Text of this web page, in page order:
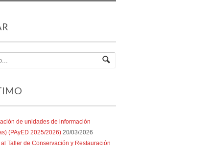
de unidades de información
(PAyED 2025/2026) 20/03/2026
Taller de Conservación y Restauración